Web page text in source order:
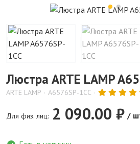
Люстра ARTE LAMP
ARTE LAMP A6576SP-1CC
Для физ. лиц: 2 090.00 ₽ /